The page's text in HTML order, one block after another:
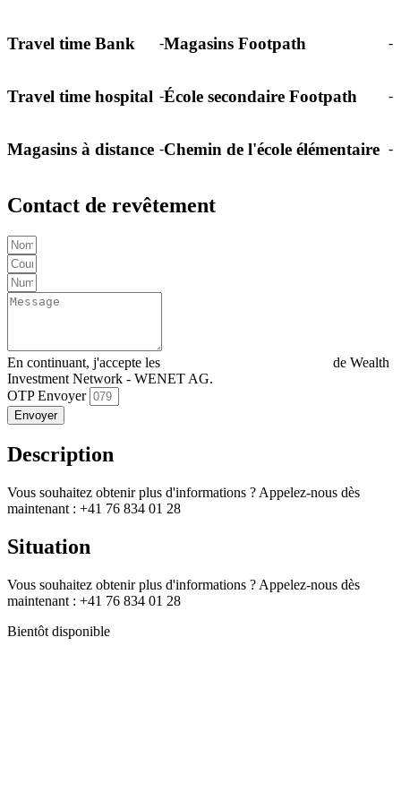
Travel time Bank -Magasins Footpath -
Travel time hospital -École secondaire Footpath -
Magasins à distance -Chemin de l'école élémentaire -
Contact de revêtement
En continuant, j'accepte les
de Wealth
Investment Network - WENET AG.
OTP Envoyer
Envoyer
Description
Vous souhaitez obtenir plus d'informations ? Appelez-nous dès
maintenant : +41 76 834 01 28
Situation
Vous souhaitez obtenir plus d'informations ? Appelez-nous dès
maintenant : +41 76 834 01 28
Bientôt disponible